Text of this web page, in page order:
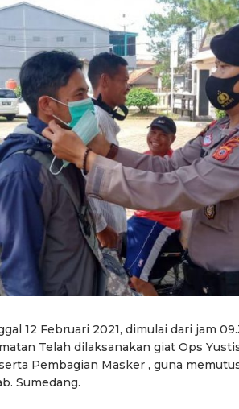
12 Februari 2021, dimulai dari jam
Telah dilaksanakan giat Ops
Pembagian Masker , guna
Sumedang.